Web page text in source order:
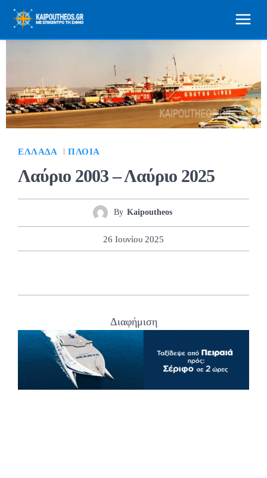
ΕΛΛΆΔΑ ΠΛΟΊΑ
Λαύριο 2003 – Λαύριο 2025
By Kaipoutheos
26 Ιουνίου 2025
Διαφήμιση